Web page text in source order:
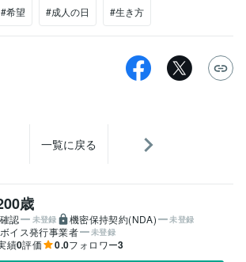
#希望 #成人の日 #生き方
一覧に戻る
歳
認 未登録 機密保持契約(NDA) 未登録
イス発行事業者 未登録
績0評価 0.0フォロワー3